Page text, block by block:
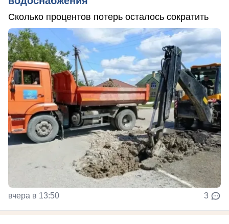
Сколько процентов потерь осталось сократить
вчера в 13:50 3